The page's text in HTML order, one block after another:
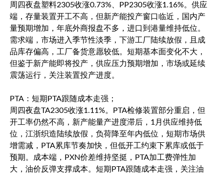
周四夜盘塑料2305收涨0.73%、PP2305收涨1.16%。供应
端，存量装置开工不高，但新产能投产窗口临近，国内产
量预期增加，年底外商报盘不多，进口到港量维持低位。
需求端，市场进入季节性淡季，下游工厂陆续放假，且成
品库存偏高，工厂备货意愿较低。短期基本面变化不大，
但鉴于新产能即将投产，供应压力预期增加，市场或延续
震荡运行，关注装置投产进度。
PTA：短期PTA跟随成本走强；
周四夜盘TA2305收涨1.11%。PTA检修装置部分重启，但
开工率仍然不高，新产能量产进度滞后，1月供应维持低
位，江浙织造陆续放假，负荷降至年内低位，短期市场供
增需减，PTA累库节奏加快，但低开工约束下累库或低于
预期。成本端，PXN价差维持坚挺，PTA加工费弹性加
大，油价反弹支撑成本。短期PTA跟随成本走强，关注油